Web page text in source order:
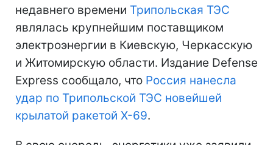
недавнего времени Трипольская ТЭС
являлась крупнейшим поставщиком
электроэнергии в Киевскую, Черкасскую
и Житомирскую области. Издание Defense
Express сообщало, что Россия нанесла
удар по Трипольской ТЭС новейшей
крылатой ракетой Х-69.